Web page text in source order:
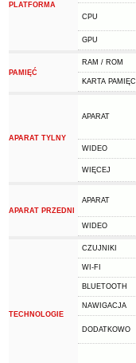
PLATFORMA
CPU
GPU
PAMIĘĆ
RAM / ROM
KARTA PAMIĘCI
APARAT TYLNY
APARAT
WIDEO
WIĘCEJ
APARAT PRZEDNI
APARAT
WIDEO
TECHNOLOGIE
CZUJNIKI
WI-FI
BLUETOOTH
NAWIGACJA
DODATKOWO